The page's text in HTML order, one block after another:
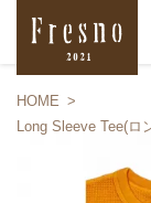
HOME
Long Sleeve Tee(ロ